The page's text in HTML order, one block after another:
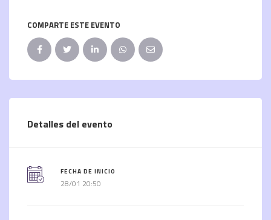
COMPARTE ESTE EVENTO
Detalles del evento
FECHA DE INICIO
28/01 20:50